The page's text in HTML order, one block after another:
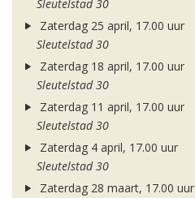
Sleutelstad 30
Zaterdag 25 april, 17.00 uur
Sleutelstad 30
Zaterdag 18 april, 17.00 uur
Sleutelstad 30
Zaterdag 11 april, 17.00 uur
Sleutelstad 30
Zaterdag 4 april, 17.00 uur
Sleutelstad 30
Zaterdag 28 maart, 17.00 uur